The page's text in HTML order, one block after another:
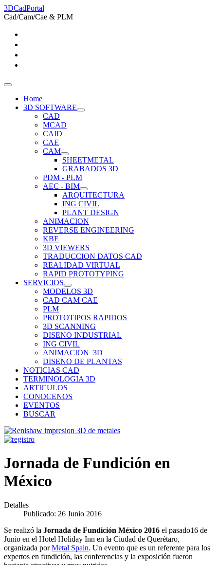
3DCadPortal
Cad/Cam/Cae & PLM
Home
3D SOFTWARE
CAD
MCAD
CAID
CAE
CAM
SHEETMETAL
GRABADOS 3D
PDM - PLM
AEC - BIM
ARQUITECTURA
ING CIVIL
PLANT DESIGN
ANIMACION
REVERSE ENGINEERING
KBE
3D VIEWERS
TRADUCCION DATOS CAD
REALIDAD VIRTUAL
RAPID PROTOTYPING
SERVICIOS
MODELOS 3D
CAD CAM CAE
PLM
PROTOTIPOS RAPIDOS
3D SCANNING
DISENO INDUSTRIAL
ING CIVIL
ANIMACION_3D
DISENO DE PLANTAS
NOTICIAS CAD
TERMINOLOGIA 3D
ARTICULOS
CONOCENOS
EVENTOS
BUSCAR
Jornada de Fundición en
México
Detalles
Publicado: 26 Junio 2016
Se realizó la Jornada de Fundición México 2016 el pasado16 de
Junio en el Hotel Holiday Inn en la Ciudad de Querétaro,
organizada porMetal Spain. Un evento que es un referente para los
expertos en fundición, las conferencias y la exposición fueron